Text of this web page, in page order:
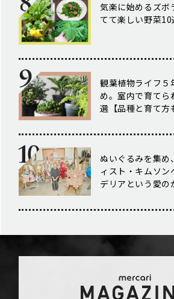
気楽に始めるズボ
てて楽しい野菜10
観葉植物ライフ５
め。室内で育てら
選【品種と育て方
ぬいぐるみを集め
ィスト・キムソン
デリアという愛の